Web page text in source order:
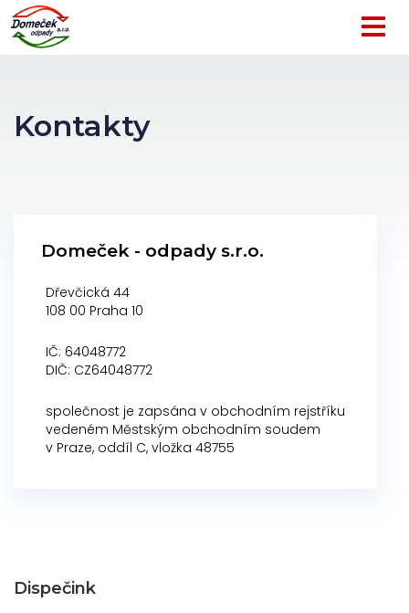
Prodej
písku
štěrku
Doprava
odpadu
Úklid
skládek
Ceník
Kontakty
Domeček - odpady s.r.o.
Dřevčická 44
108 00 Praha 10
IČ: 64048772
DIČ: CZ64048772
společnost je zapsána v obchodním rejstříku
vedeném Městským obchodním soudem
v Praze, oddíl C, vložka 48755
Dispečink